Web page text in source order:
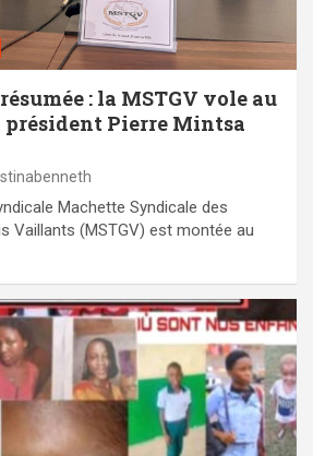
: la MSTGV vole au
président Pierre Mintsa
Machette Syndicale des
Vaillants (MSTGV) est montée au